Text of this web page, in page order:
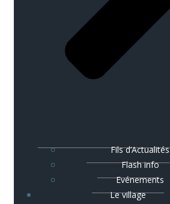
Fils d’Actualités
Flash info
Evénements
Le village